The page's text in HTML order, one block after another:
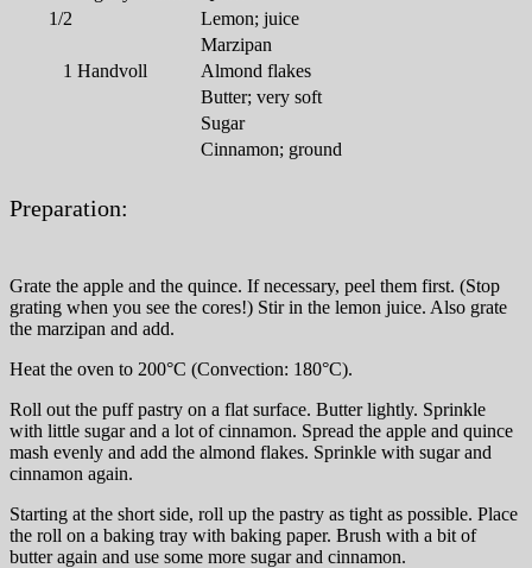
1/2
Lemon; juice
Marzipan
1 Handvoll
Almond flakes
Butter; very soft
Sugar
Cinnamon; ground
Preparation:
Grate the apple and the quince. If necessary, peel them first. (Stop
grating when you see the cores!) Stir in the lemon juice. Also grate
the marzipan and add.
Heat the oven to 200°C (Convection: 180°C).
Roll out the puff pastry on a flat surface. Butter lightly. Sprinkle
with little sugar and a lot of cinnamon. Spread the apple and quince
mash evenly and add the almond flakes. Sprinkle with sugar and
cinnamon again.
Starting at the short side, roll up the pastry as tight as possible. Place
the roll on a baking tray with baking paper. Brush with a bit of
butter again and use some more sugar and cinnamon.